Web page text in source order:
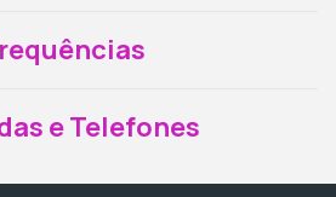
e Telefones